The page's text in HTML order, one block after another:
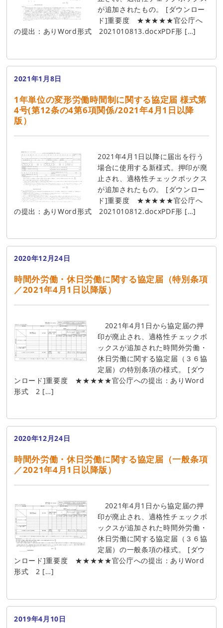
が追加されたもの。 [ダウンロー
ド]重要度 ★★★★★官公庁へ
の提出：ありWord形式 2021010813.docxPDF形 […]
2021年1月8日
1年単位の変形労働時間制に関する協定届 様式第
4号(第12条の4第6項関係/2021年4月1日以降
版）
2021年4月1日以降に届出を行う
場合に使用する新様式。押印が廃
止され、適格性チェックボックス
が追加されたもの。 [ダウンロー
ド]重要度 ★★★★★官公庁へ
の提出：ありWord形式 2021010812.docxPDF形 […]
2020年12月24日
時間外労働・休日労働に関する協定届（特別条項
／2021年4月1日以降版）
2021年4月1日から協定届の押
印が廃止され、適格性チェックボ
ックスが追加された時間外労働・
休日労働に関する協定届（３６協
定届）の特別条項の様式。 [ダウ
ンロード]重要度 ★★★★★官公庁への提出：ありWord
形式 2 […]
2020年12月24日
時間外労働・休日労働に関する協定届（一般条項
／2021年4月1日以降版）
2021年4月1日から協定届の押
印が廃止され、適格性チェックボ
ックスが追加された時間外労働・
休日労働に関する協定届（３６協
定届）の一般条項の様式。 [ダウ
ンロード]重要度 ★★★★★官公庁への提出：ありWord
形式 2 […]
2019年4月10日